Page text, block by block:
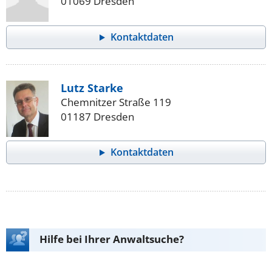
Kontaktdaten
Lutz Starke
Chemnitzer Straße 119
01187 Dresden
Kontaktdaten
Hilfe bei Ihrer Anwaltsuche?